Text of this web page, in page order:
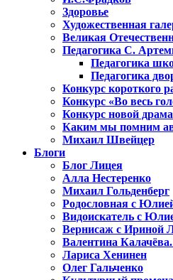
Здоровье
Художественная
Великая
Педагогика С.
Педагогика
Педагогика
Конкурс короткого
Конкурс «Во весь
Конкурс новой
Каким мы помним
Михаил Швейцер
Блоги
Блог Лицея
Алла Нестеренко
Михаил Гольденберг
Родословная с
Видоискатель с
Вернисаж с Ириной
Валентина
Лариса Хенинен
Олег Гальченко